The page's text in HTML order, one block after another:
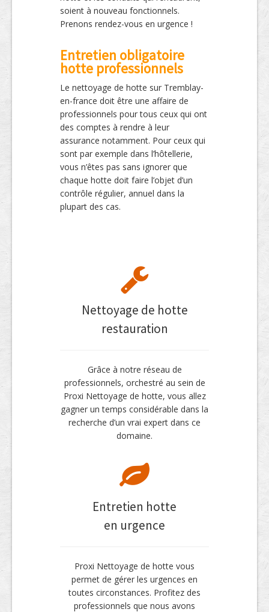
soient à nouveau fonctionnels.
Prenons rendez-vous en urgence !
Entretien obligatoire
hotte professionnels
Le nettoyage de hotte sur Tremblay-
en-france doit être une affaire de
professionnels pour tous ceux qui ont
des comptes à rendre à leur
assurance notamment. Pour ceux qui
sont par exemple dans l’hôtellerie,
vous n’êtes pas sans ignorer que
chaque hotte doit faire l’objet d’un
contrôle régulier, annuel dans la
plupart des cas.
Nettoyage de hotte
restauration
Grâce à notre réseau de
professionnels, orchestré au sein de
Proxi Nettoyage de hotte, vous allez
gagner un temps considérable dans la
recherche d’un vrai expert dans ce
domaine.
Entretien hotte
en urgence
Proxi Nettoyage de hotte vous
permet de gérer les urgences en
toutes circonstances. Profitez des
professionnels que nous avons